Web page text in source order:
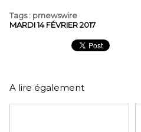
Tags: prnewswire
MARDI 14 FÉVRIER 2017
A lire également